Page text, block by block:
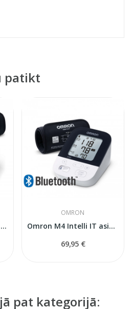
patikt
Omron M6 HEM-7380-E Comfort asinsspiediena...
OMRON
Omron M4 Intelli IT asinsspiediena mērītājs
69,95 €
pat kategorijā: